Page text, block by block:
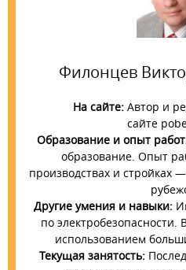
Филонцев
На сайте: Автор и
сайте
Образование и опыт
образование. Опыт
производствах и стройках
Другие умения и навыки:
по
использованием
Текущая занятость: